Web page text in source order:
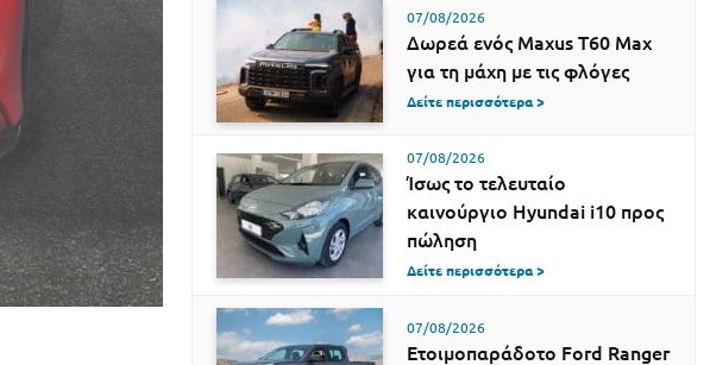
07/08/2026
Δωρεά ενός Maxus T60 Max
για τη μάχη με τις φλόγες
Δείτε περισσότερα >
07/08/2026
Ίσως το τελευταίο
καινούργιο Hyundai i10 προς
πώληση
Δείτε περισσότερα >
07/08/2026
Ετοιμοπαράδοτο Ford Ranger